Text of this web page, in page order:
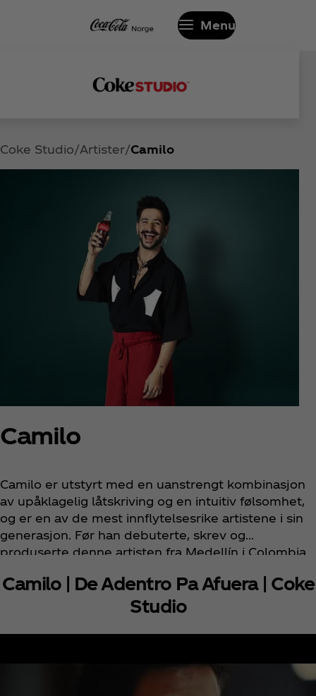
Menu
Coke Studio Artister Camilo
Camilo
Camilo er utstyrt med en uanstrengt kombinasjon
av upåklagelig låtskriving og en intuitiv følsomhet,
og er en av de mest innflytelsesrike artistene i sin
generasjon. Før han debuterte, skrev og
produserte denne artisten fra Medellín i Colombia
musikk som trengte igjennom og ga sårt tiltrengt
lindring og glede til millioner av mennesker. Han
vunnet fem Latin GRAMMY®️-priser. Han har toppet
internasjonale superstjerner som Shakira, Ozuna,
Rauw Alejandro, Shawn Mendes, Selena Gomez,
Camilo | De Adentro Pa Afuera | Coke
Studio